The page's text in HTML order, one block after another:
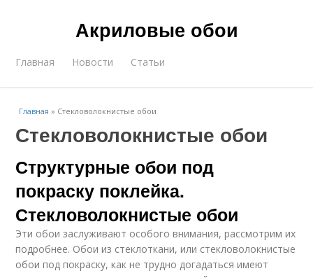
Акриловые обои
Главная Новости Статьи
Главная » Стекловолокнистые обои
Стекловолокнистые обои
Структурные обои под
покраску поклейка.
Стекловолокнистые обои
Эти обои заслуживают особого внимания, рассмотрим их
подробнее. Обои из стеклоткани, или стекловолокнистые
обои под покраску, как не трудно догадаться имеют